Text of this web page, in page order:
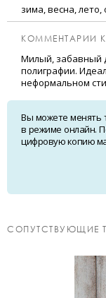
зима, весна, лето,
КОММЕНТАРИИ
Милый, забавный
полиграфии.
неформальном
Вы можете менять
в режиме онлайн.
цифровую копию
CОПУТСТВУЮЩИЕ